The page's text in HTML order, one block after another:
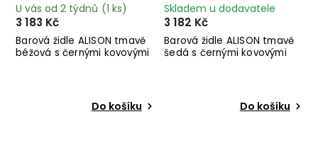
Barová židle ALISON tmavě
béžová s černými kovovými
U vás od 2 týdnů (1 ks)
3 183 Kč
Do košíku
Barová židle ALISON tmavě
šedá s černými kovovými
Skladem u dodavatele
3 182 Kč
Do košíku